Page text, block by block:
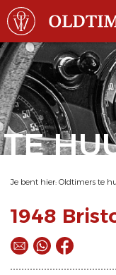
TE
Je bent hier: Oldtimers te
1948